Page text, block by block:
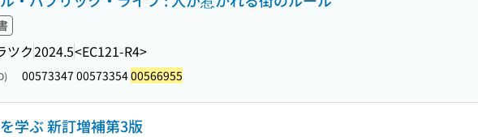
ツク2024.5<EC121-R4>
00573347 0057335400566955
学ぶ 新訂増補第3版